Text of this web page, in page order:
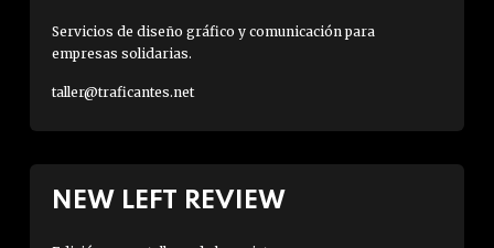
Servicios de diseño gráfico y comunicación para
empresas solidarias.
taller@traficantes.net
NEW LEFT REVIEW